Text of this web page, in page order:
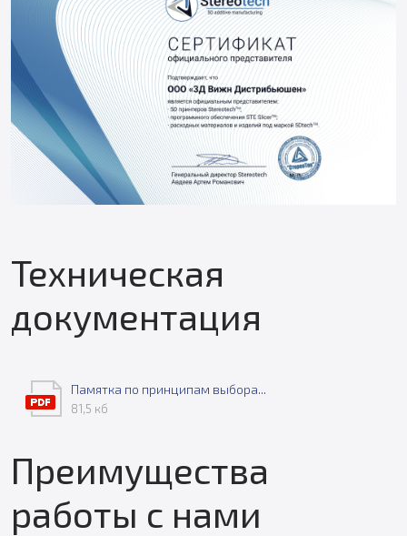
Техническая
документация
Памятка по принципам выбора...
81,5 кб
Преимущества
работы с нами